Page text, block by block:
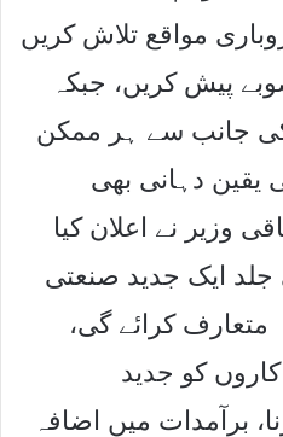
مواقع تلاش کریں
پیش کریں، جبکہ
جانب سے ہر ممکن
دہانی بھی
وزیر نے اعلان کیا
جلد ایک جدید صنعتی
متعارف کرائے گی،
کو جدید
برآمدات میں اضافہ